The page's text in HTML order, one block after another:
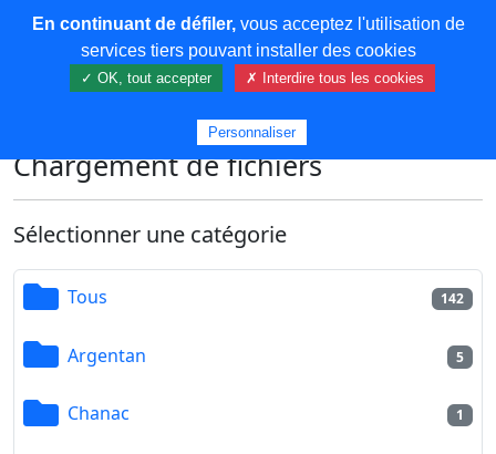
COREMA
Chargement de fichiers
Sélectionner une catégorie
Tous 142
Argentan 5
Chanac 1
En continuant de défiler,vous acceptez l'utilisation de
services tiers pouvant installer des cookies
✓ OK, tout accepter ✗ Interdire tous les cookies
Personnaliser